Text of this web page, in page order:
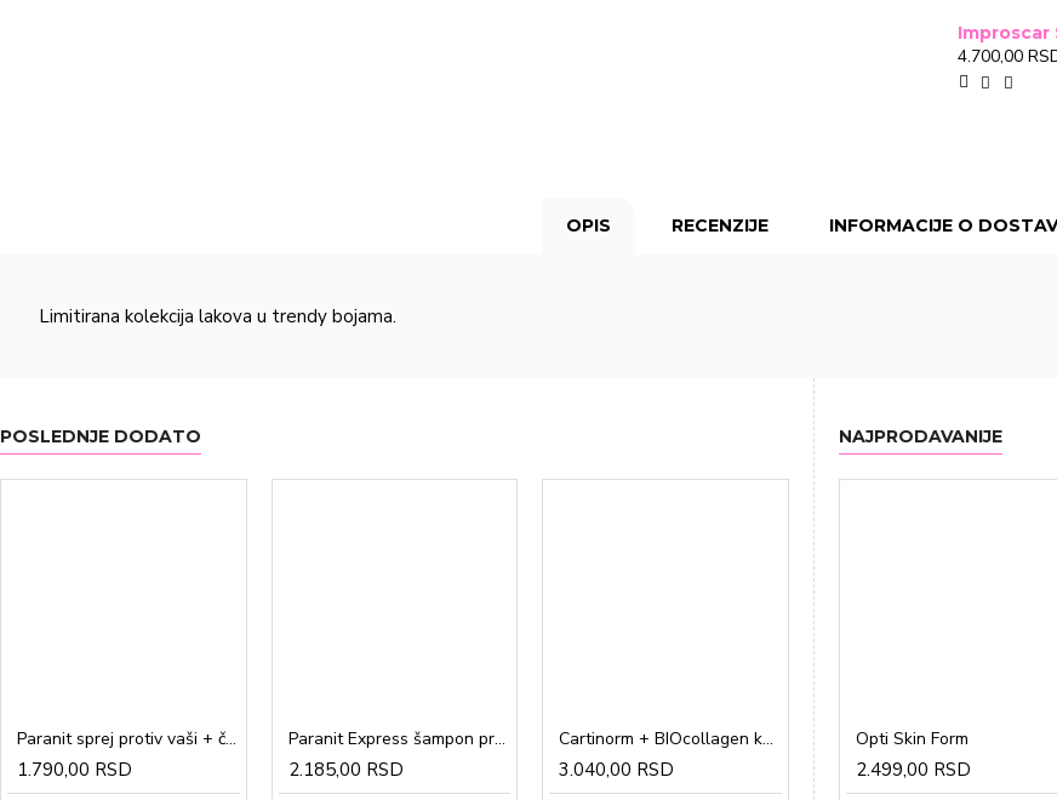
4.700,00
OPIS RECENZIJE INFORMACIJE O
Limitirana kolekcija lakova u trendy bojama.
POSLEDNJE DODATO
Paranit sprej protiv vaši + češalj 100ml
1.790,00 RSD
Paranit Express šampon protiv vaši + češalj 200ml
2.185,00 RSD
Cartinorm + BIOcollagen kesice a20
3.040,00 RSD
Gravidon A tablete a30
1.865,00 RSD
NAJPRODAVANIJE
Opti Skin Form
2.499,00 RSD